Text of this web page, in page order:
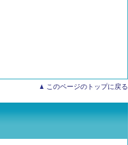
このページのトップに戻る